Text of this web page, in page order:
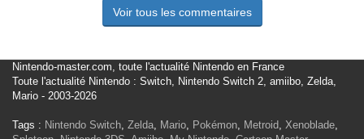
Voir tous les commentaires
Nintendo-master.com, toute l'actualité Nintendo en France
Toute l'actualité Nintendo : Switch, Nintendo Switch 2, amiibo, Zelda,
Mario - 2003-2026
Tags : Nintendo Switch, Zelda, Mario, Pokémon, Metroid, Xenoblade,